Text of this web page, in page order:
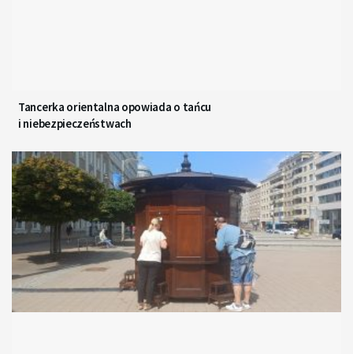
Tancerka orientalna opowiada o tańcu
i niebezpieczeństwach